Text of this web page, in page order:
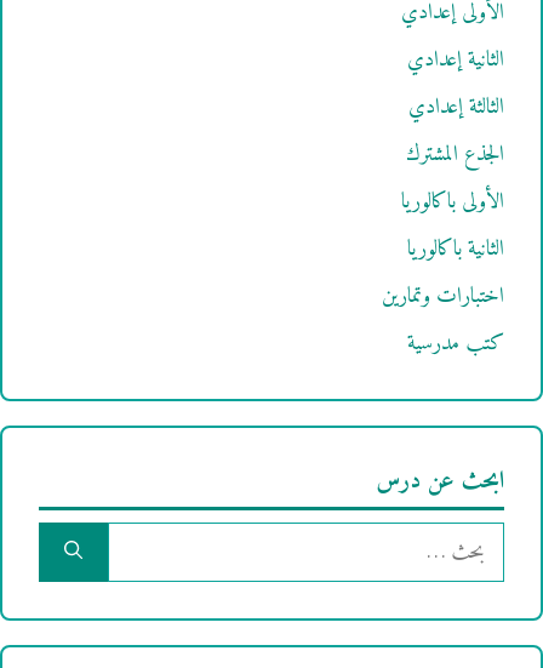
الأولى إعدادي
الثانية إعدادي
الثالثة إعدادي
الجذع المشترك
الأولى باكالوريا
الثانية باكالوريا
اختبارات وتمارين
كتب مدرسية
ابحث عن درس
البحث
عن: